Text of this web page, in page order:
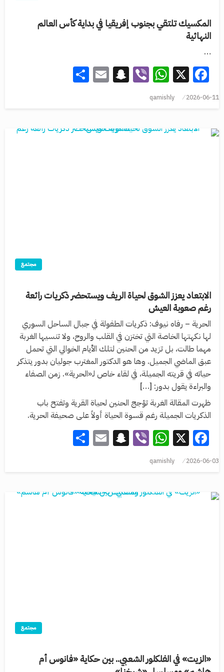
المكسيك تلتقي بجنوب إفريقيا في بداية كأس العالم
النهائية
…
Facebook
X
WhatsApp
Viber
Snapchat
Email
2026-06-11
qamishly
مجتمع
الابتعاد يعزز الشوق لحياة الريف ويستحضر ذكريات رائعة
رغم صعوبة العيش
الحرية – رفاه نيوف: ذكريات الطفولة في جبال الساحل السوري
لها نكهتها الخاصة التي تختزن في القلب والروح، ولا تنسيها الغربة
مهما طالت، بل تزيد من الحنين لتلك الأيام الخوالي التي تحمل
عبق الماضي الجميل. وها هو الدكتور المغترب جوليان بدور يتذكر
حياته في قريته الجميلة، في لقاء خاص لـ«الحرية». زمن الصفاء
والبراءة يقول بدور: […]
ظهرت المقالة الغربة تؤجج الحنين لحياة القرية وتفتح باب
الذكريات الجميلة رغم قسوة الحياة أولاً على صحيفة الحرية.
Facebook
X
WhatsApp
Viber
Snapchat
Email
2026-06-03
qamishly
مجتمع
«الزيت» في الفلكلور الشعبي.. بين حكاية «فانوس أم